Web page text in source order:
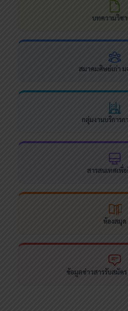
บทความวิชา
สมาคมศิษย์เก่า
กลุ่มงานบริการก
สารสนเทศเพื่
ห้องสมุด
ข้อมูลข่าวสารรับสมัค